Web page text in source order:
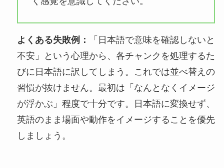
よくある失敗例：
「日本語で意味を確認しないと
不安」という心理から、各チャンクを処理するた
びに日本語に訳してしまう。これでは並べ替えの
習慣が抜けません。最初は「なんとなくイメージ
が浮かぶ」程度で十分です。日本語に変換せず、
英語のまま場面や動作をイメージすることを優先
しましょう。